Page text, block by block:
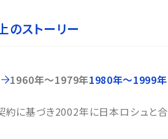
のストーリー
1960年〜1979年1980年〜1999年
に基づき2002年に日本ロシュと合